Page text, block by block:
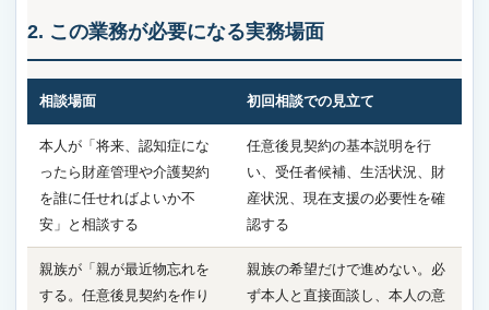
2. この業務が必要になる実務場面
相談場面 初回相談での見立て
本人が「将来、認知症にな
ったら財産管理や介護契約
を誰に任せればよいか不
安」と相談する
任意後見契約の基本説明を行
い、受任者候補、生活状況、財
産状況、現在支援の必要性を確
認する
親族が「親が最近物忘れを
する。任意後見契約を作り
親族の希望だけで進めない。必
ず本人と直接面談し、本人の意